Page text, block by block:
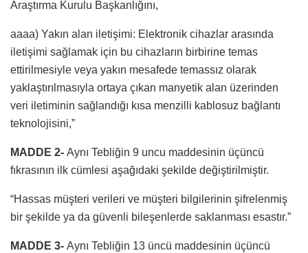
Araştırma Kurulu Başkanlığını,
aaaa) Yakın alan iletişimi: Elektronik cihazlar arasında
iletişimi sağlamak için bu cihazların birbirine temas
ettirilmesiyle veya yakın mesafede temassız olarak
yaklaştırılmasıyla ortaya çıkan manyetik alan üzerinden
veri iletiminin sağlandığı kısa menzilli kablosuz bağlantı
teknolojisini,”
MADDE 2- Aynı Tebliğin 9 uncu maddesinin üçüncü
fıkrasının ilk cümlesi aşağıdaki şekilde değiştirilmiştir.
“Hassas müşteri verileri ve müşteri bilgilerinin şifrelenmiş
bir şekilde ya da güvenli bileşenlerde saklanması esastır.”
MADDE 3- Aynı Tebliğin 13 üncü maddesinin üçüncü